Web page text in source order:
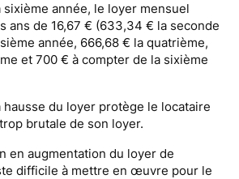
année, le loyer mensuel
ans de 16,67 € (633,34 € la seconde
année, 666,68 € la quatrième,
et 700 € à compter de la sixième
hausse du loyer protège le locataire
brutale de son loyer.
en augmentation du loyer de
difficile à mettre en œuvre pour le